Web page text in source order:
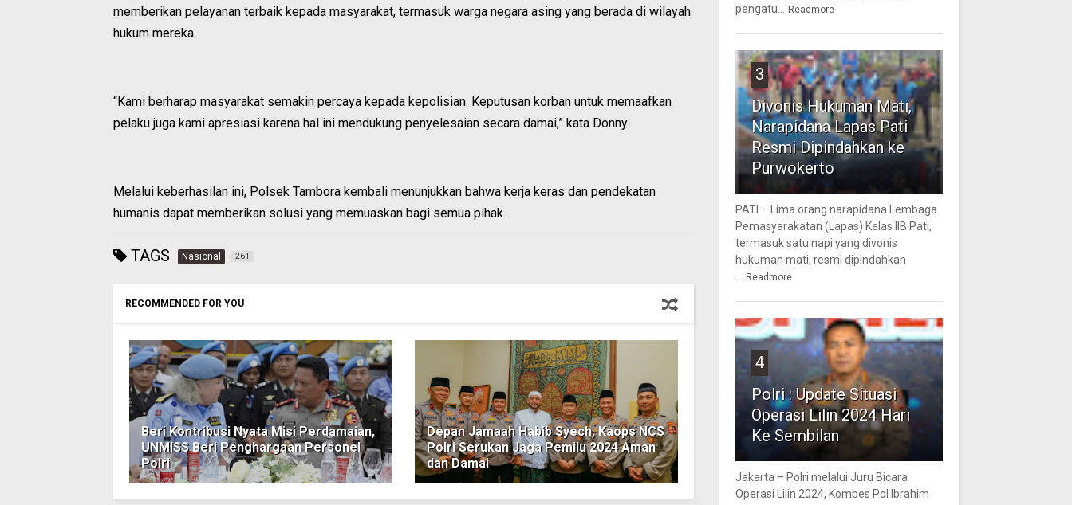
memberikan pelayanan terbaik kepada masyarakat, termasuk warga negara asing yang berada di wilayah
hukum mereka.
“Kami berharap masyarakat semakin percaya kepada kepolisian. Keputusan korban untuk memaafkan
pelaku juga kami apresiasi karena hal ini mendukung penyelesaian secara damai,” kata Donny.
Melalui keberhasilan ini, Polsek Tambora kembali menunjukkan bahwa kerja keras dan pendekatan
humanis dapat memberikan solusi yang memuaskan bagi semua pihak.
TAGS Nasional 261
RECOMMENDED FOR YOU
Beri Kontribusi Nyata Misi Perdamaian,
UNMISS Beri Penghargaan Personel
Polri
Depan Jamaah Habib Syech, Kaops NCS
Polri Serukan Jaga Pemilu 2024 Aman
dan Damai
pengatu... Readmore
3
Divonis Hukuman Mati,
Narapidana Lapas Pati
Resmi Dipindahkan ke
Purwokerto
PATI – Lima orang narapidana Lembaga
Pemasyarakatan (Lapas) Kelas IIB Pati,
termasuk satu napi yang divonis
hukuman mati, resmi dipindahkan
... Readmore
4
Polri : Update Situasi
Operasi Lilin 2024 Hari
Ke Sembilan
Jakarta – Polri melalui Juru Bicara
Operasi Lilin 2024, Kombes Pol Ibrahim